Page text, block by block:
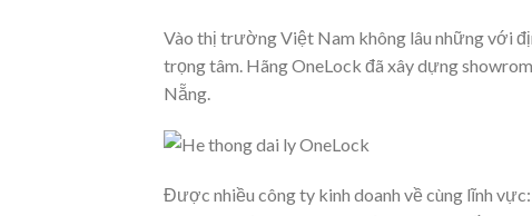
Vào thị trường Việt Nam không lâu những với
trọng tâm. Hãng OneLock đã xây dựng
Nẵng.
Được nhiều công ty kinh doanh về cùng lĩnh